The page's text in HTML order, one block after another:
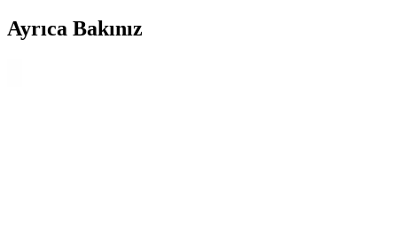
Ayrıca Bakınız